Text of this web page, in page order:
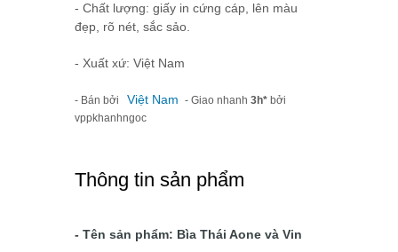
- Chất lượng: giấy in cứng cáp, lên màu
đẹp, rõ nét, sắc sảo.
- Xuất xứ: Việt Nam
- Bán bởi Việt Nam - Giao nhanh 3h* bởi
vppkhanhngoc
Thông tin sản phẩm
- Tên sản phẩm: Bìa Thái Aone và Vin